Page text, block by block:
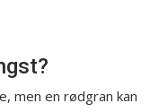
men en rødgran kan